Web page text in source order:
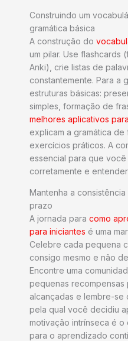
Construindo um
gramática básica
A construção do
um pilar. Use flashcards
Anki), crie listas de
constantemente. Para a
estruturas básicas:
simples, formação de
melhores aplicativos
explicam a gramática de
exercícios práticos. A
essencial para que
corretamente e
Mantenha a
prazo
A jornada para como
para iniciantes é uma
Celebre cada pequena
consigo mesmo e não
Encontre uma
pequenas recompensas
alcançadas e lembre-se
pela qual você decidiu
motivação intrínseca é
para o aprendizado